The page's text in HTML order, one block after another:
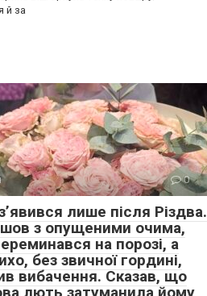
й за
0
лише після Різдва.
з опущеними очима,
на порозі, а
без звичної гордині,
вибачення. Сказав, що